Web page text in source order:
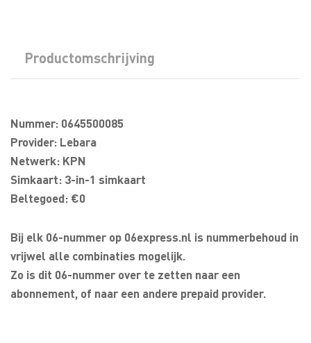
Productomschrijving
Nummer: 0645500085
Provider: Lebara
Netwerk: KPN
Simkaart: 3-in-1 simkaart
Beltegoed: €0
Bij elk 06-nummer op 06express.nl is nummerbehoud in
vrijwel alle combinaties mogelijk.
Zo is dit 06-nummer over te zetten naar een
abonnement, of naar een andere prepaid provider.